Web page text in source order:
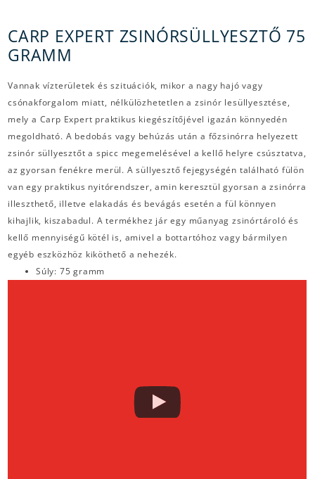
CARP EXPERT ZSINÓRSÜLLYESZTŐ 75
GRAMM
Vannak vízterületek és szituációk, mikor a nagy hajó vagy
csónakforgalom miatt, nélkülözhetetlen a zsinór lesüllyesztése,
mely a Carp Expert praktikus kiegészítőjével igazán könnyedén
megoldható. A bedobás vagy behúzás után a főzsinórra helyezett
zsinór süllyesztőt a spicc megemelésével a kellő helyre csúsztatva,
az gyorsan fenékre merül. A süllyesztő fejegységén található fülön
van egy praktikus nyitórendszer, amin keresztül gyorsan a zsinórra
illeszthető, illetve elakadás és bevágás esetén a fül könnyen
kihajlik, kiszabadul. A termékhez jár egy műanyag zsinórtároló és
kellő mennyiségű kötél is, amivel a bottartóhoz vagy bármilyen
egyéb eszközhöz kiköthető a nehezék.
Súly: 75 gramm